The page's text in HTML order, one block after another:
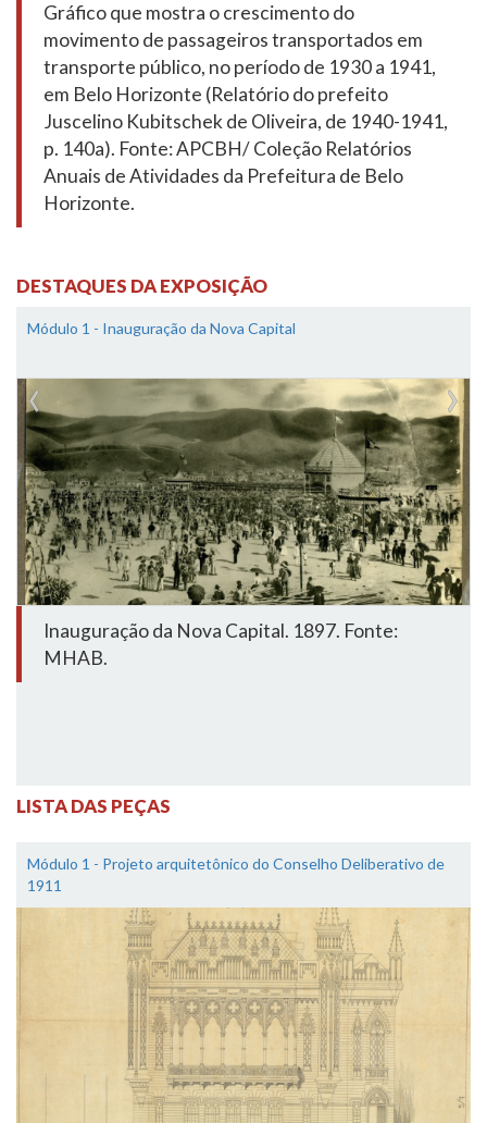
Gráfico que mostra o crescimento do
movimento de passageiros transportados em
transporte público, no período de 1930 a 1941,
em Belo Horizonte (Relatório do prefeito
Juscelino Kubitschek de Oliveira, de 1940-1941,
p. 140a). Fonte: APCBH/ Coleção Relatórios
Anuais de Atividades da Prefeitura de Belo
Horizonte.
DESTAQUES DA EXPOSIÇÃO
Módulo 1 - Inauguração da Nova Capital
Inauguração da Nova Capital. 1897. Fonte:
MHAB.
LISTA DAS PEÇAS
Módulo 1 - Projeto arquitetônico do Conselho Deliberativo de
1911